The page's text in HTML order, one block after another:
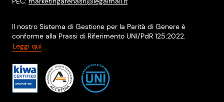
Il nostro Sistema di Gestione per la Parità di Genere è
conforme alla Prassi di Riferimento UNI/PdR 125:2022.
Leggi qui